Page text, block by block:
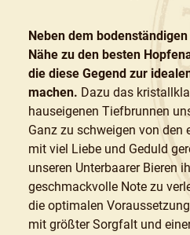
Neben dem
Nähe zu den besten
die diese Gegend zur
machen. Dazu das
hauseigenen Tiefbrunnen
Ganz zu schweigen von den
mit viel Liebe und Geduld
unseren Unterbaarer Bieren
geschmackvolle Note zu
die optimalen
mit größter Sorgfalt und